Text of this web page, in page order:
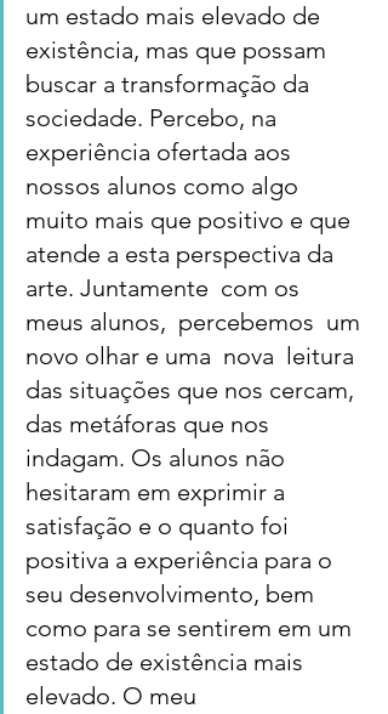
um estado mais elevado de
existência, mas que possam
buscar a transformação da
sociedade. Percebo, na
experiência ofertada aos
nossos alunos como algo
muito mais que positivo e que
atende a esta perspectiva da
arte. Juntamente  com os
meus alunos,  percebemos  um
novo olhar e uma  nova  leitura
das situações que nos cercam,
das metáforas que nos
indagam. Os alunos não
hesitaram em exprimir a
satisfação e o quanto foi
positiva a experiência para o
seu desenvolvimento, bem
como para se sentirem em um
estado de existência mais
elevado. O meu